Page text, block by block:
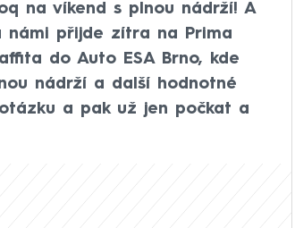
na víkend s plnou nádrží! A
přijde zítra na Prima
do Auto ESA Brno, kde
nádrží a další hodnotné
a pak už jen počkat a